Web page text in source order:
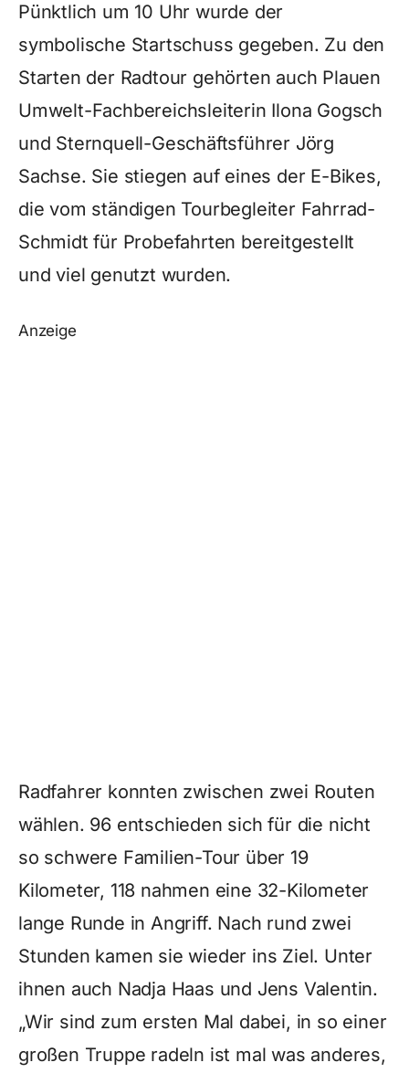
Pünktlich um 10 Uhr wurde der
symbolische Startschuss gegeben. Zu den
Starten der Radtour gehörten auch Plauen
Umwelt-Fachbereichsleiterin Ilona Gogsch
und Sternquell-Geschäftsführer Jörg
Sachse. Sie stiegen auf eines der E-Bikes,
die vom ständigen Tourbegleiter Fahrrad-
Schmidt für Probefahrten bereitgestellt
und viel genutzt wurden.
Anzeige
Radfahrer konnten zwischen zwei Routen
wählen. 96 entschieden sich für die nicht
so schwere Familien-Tour über 19
Kilometer, 118 nahmen eine 32-Kilometer
lange Runde in Angriff. Nach rund zwei
Stunden kamen sie wieder ins Ziel. Unter
ihnen auch Nadja Haas und Jens Valentin.
„Wir sind zum ersten Mal dabei, in so einer
großen Truppe radeln ist mal was anderes,